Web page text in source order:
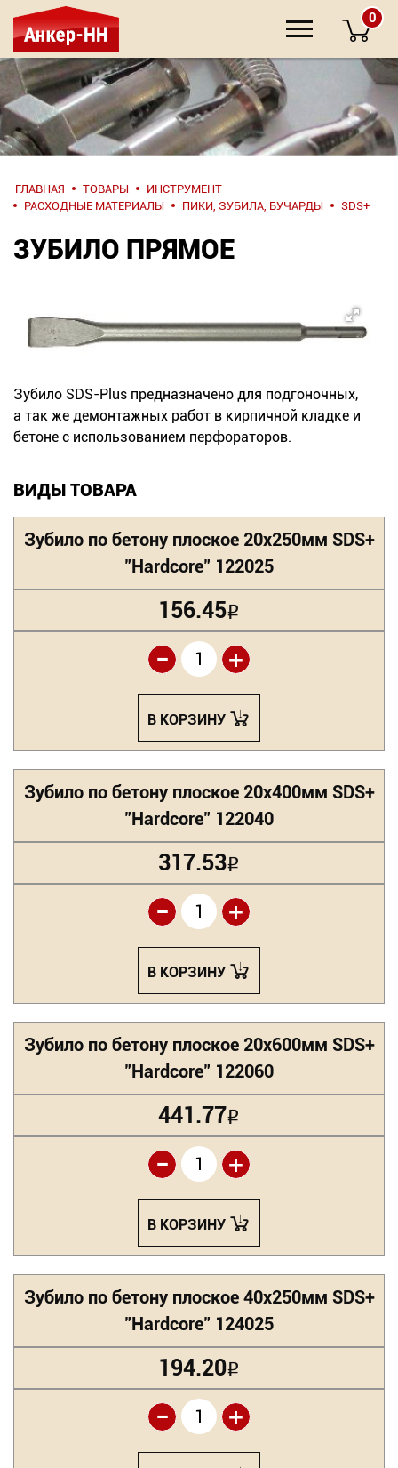
НАПИШИТЕ
НАМ
О компании
Инструмент
Новинки
Оформление заказа
Оплата и доставка
01-
01
0
ГЛАВНАЯ ТОВАРЫ
ИНСТРУМЕНТ
РАСХОДНЫЕ МАТЕРИАЛЫ
ПИКИ, ЗУБИЛА, БУЧАРДЫ SDS+
ЗУБИЛО ПРЯМОЕ
Зубило SDS-Plus предназначено для подгоночных,
а так же демонтажных работ в кирпичной кладке и
бетоне с использованием перфораторов.
ВИДЫ ТОВАРА
Зубило по бетону плоское 20х250мм SDS+
"Hardcore" 122025
156.45Р
+
-
В КОРЗИНУ
Зубило по бетону плоское 20х400мм SDS+
"Hardcore" 122040
317.53Р
+
-
В КОРЗИНУ
Зубило по бетону плоское 20х600мм SDS+
"Hardcore" 122060
441.77Р
+
-
В КОРЗИНУ
Зубило по бетону плоское 40х250мм SDS+
"Hardcore" 124025
194.20Р
+
-